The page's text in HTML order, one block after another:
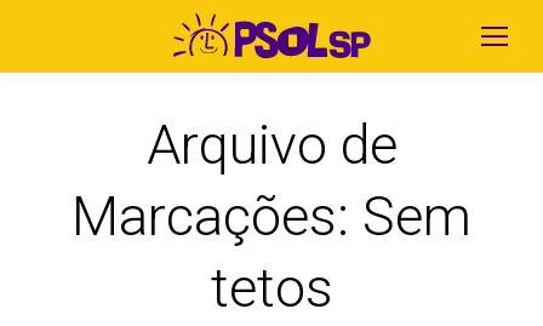
Arquivo de
Marcações: Sem
tetos